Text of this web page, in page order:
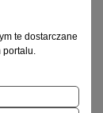
te dostarczane
portalu.